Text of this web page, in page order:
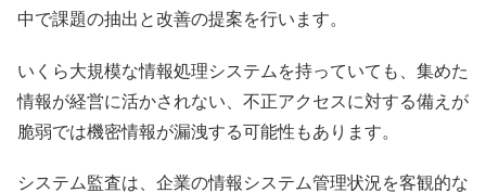
中で課題の抽出と改善の提案を行います。
いくら大規模な情報処理システムを持っていても、集めた
情報が経営に活かされない、不正アクセスに対する備えが
脆弱では機密情報が漏洩する可能性もあります。
システム監査は、企業の情報システム管理状況を客観的な